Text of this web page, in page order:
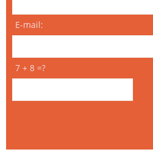
E-mail:
7 + 8 =?